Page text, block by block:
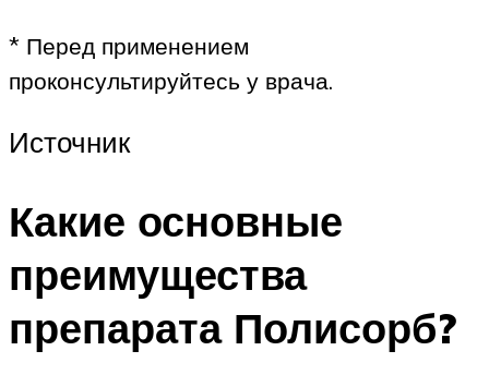
* Перед применением
проконсультируйтесь у врача.
Источник
Какие основные
преимущества
препарата Полисорб?